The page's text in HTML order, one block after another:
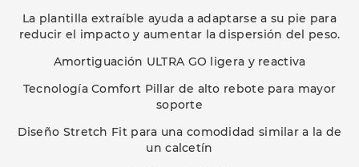
La plantilla extraíble ayuda a adaptarse a su pie para
reducir el impacto y aumentar la dispersión del peso.
Amortiguación ULTRA GO ligera y reactiva
Tecnología Comfort Pillar de alto rebote para mayor
soporte
Diseño Stretch Fit para una comodidad similar a la de
un calcetín